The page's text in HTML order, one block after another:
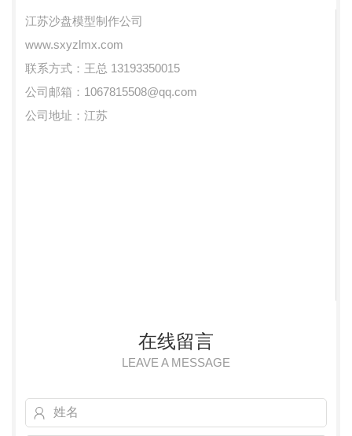
江苏沙盘模型制作公司
www.sxyzlmx.com
联系方式：王总 13193350015
公司邮箱：1067815508@qq.com
公司地址：江苏
在线留言
LEAVE A MESSAGE